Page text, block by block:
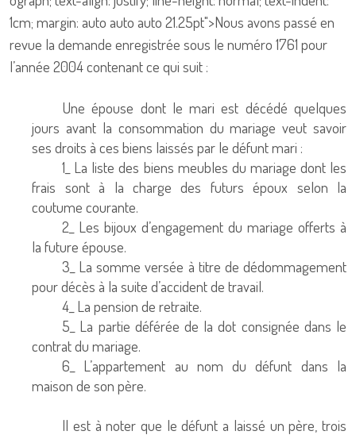
1cm; margin: auto auto auto 21.25pt">Nous avons passé en
revue la demande enregistrée sous le numéro 1761 pour
l’année 2004 contenant ce qui suit :
Une épouse dont le mari est décédé quelques
jours avant la consommation du mariage veut savoir
ses droits à ces biens laissés par le défunt mari :
1_ La liste des biens meubles du mariage dont les
frais sont à la charge des futurs époux selon la
coutume courante.
2_ Les bijoux d’engagement du mariage offerts à
la future épouse.
3_ La somme versée à titre de dédommagement
pour décès à la suite d’accident de travail.
4_ La pension de retraite.
5_ La partie déférée de la dot consignée dans le
contrat du mariage.
6_ L’appartement au nom du défunt dans la
maison de son père.
Il est à noter que le défunt a laissé un père, trois